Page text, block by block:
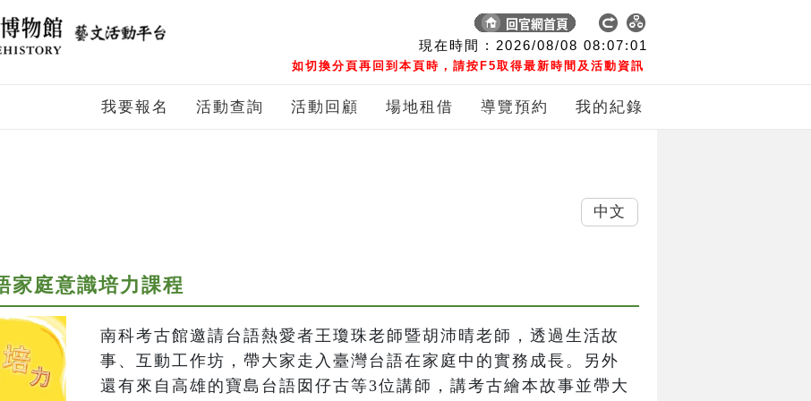
現在時間 : 2026/08/08 08:07:02
如切換分頁再回到本頁時，請按F5取得最新時間及活動資訊
我要報名 活動查詢 活動回顧 場地租借 導覽預約 我的紀錄
家庭意識培力課程
南科考古館邀請台語熱愛者王瓊珠老師暨胡沛晴老師，透過生活故
事、互動工作坊，帶大家走入臺灣台語在家庭中的實務成長。另外
還有來自高雄的寶島台語囡仔古等3位講師，講考古繪本故事並帶大